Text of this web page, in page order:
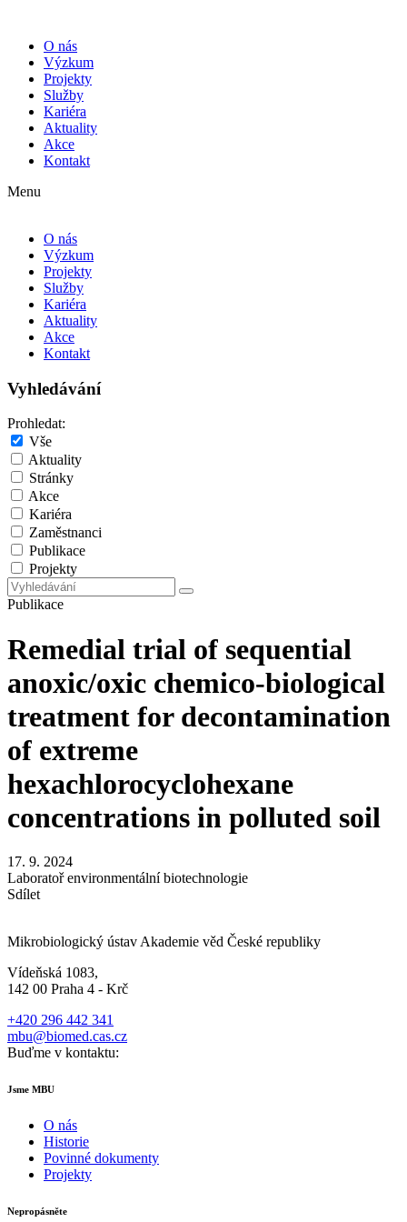
O nás
Výzkum
Projekty
Služby
Kariéra
Aktuality
Akce
Kontakt
Menu
O nás
Výzkum
Projekty
Služby
Kariéra
Aktuality
Akce
Kontakt
Vyhledávání
Prohledat:
Vše
Aktuality
Stránky
Akce
Kariéra
Zaměstnanci
Publikace
Projekty
Publikace
Remedial trial of sequential
anoxic/oxic chemico-biological
treatment for decontamination
of extreme
hexachlorocyclohexane
concentrations in polluted soil
17. 9. 2024
Laboratoř environmentální biotechnologie
Sdílet
Mikrobiologický ústav Akademie věd České republiky
Vídeňská 1083,
142 00 Praha 4 - Krč
+420 296 442 341
mbu@biomed.cas.cz
Buďme v kontaktu:
Jsme MBU
O nás
Historie
Povinné dokumenty
Projekty
Nepropásněte